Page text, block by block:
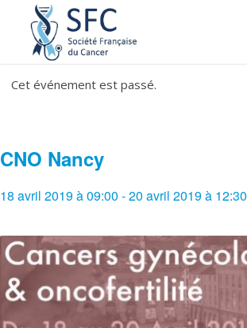
Cet événement est passé.
CNO Nancy
18 avril 2019 à 09:00 -20 avril 2019 à 12:30